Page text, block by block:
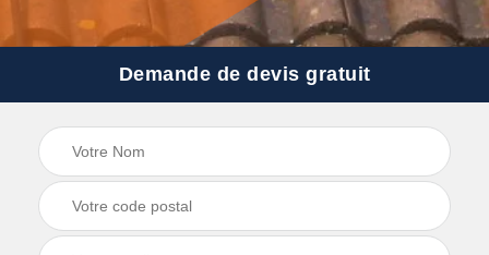
Demande de devis gratuit